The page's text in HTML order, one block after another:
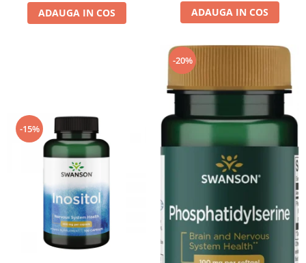
ADAUGA IN COS ADAUGA IN COS
-15%
-20%